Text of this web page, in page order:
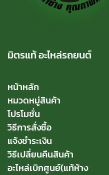
มิตรแท้ อะไหล่รถยนต์
หน้าหลัก
หมวดหมู่สินค้า
โปรโมชั่น
วิธีการสั่งซื้อ
แจ้งชำระเงิน
วิธีเปลี่ยนคืนสินค้า
อะไหล่เบิกศูนย์(แท้ห้าง